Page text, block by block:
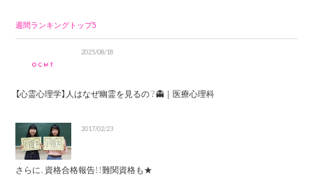
週間ランキングトップ5
2025/08/18
【心霊心理学】人はなぜ幽霊を見るの？👻｜医療心理科
2017/02/23
さらに、資格合格報告！！難関資格も★